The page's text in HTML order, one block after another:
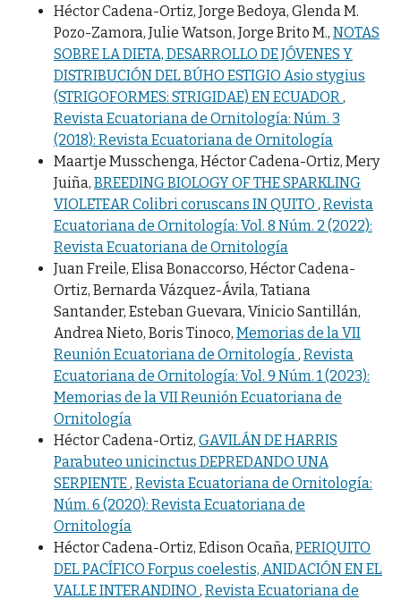
Héctor Cadena-Ortiz, Jorge Bedoya, Glenda M.
Pozo-Zamora, Julie Watson, Jorge Brito M., NOTAS
SOBRE LA DIETA, DESARROLLO DE JÓVENES Y
DISTRIBUCIÓN DEL BÚHO ESTIGIO Asio stygius
(STRIGOFORMES: STRIGIDAE) EN ECUADOR,
Revista Ecuatoriana de Ornitología: Núm. 3
(2018): Revista Ecuatoriana de Ornitología
Maartje Musschenga, Héctor Cadena-Ortiz, Mery
Juiña, BREEDING BIOLOGY OF THE SPARKLING
VIOLETEAR Colibri coruscans IN QUITO , Revista
Ecuatoriana de Ornitología: Vol. 8 Núm. 2 (2022):
Revista Ecuatoriana de Ornitología
Juan Freile, Elisa Bonaccorso, Héctor Cadena-
Ortiz, Bernarda Vázquez-Ávila, Tatiana
Santander, Esteban Guevara, Vinicio Santillán,
Andrea Nieto, Boris Tinoco, Memorias de la VII
Reunión Ecuatoriana de Ornitología, Revista
Ecuatoriana de Ornitología: Vol. 9 Núm. 1 (2023):
Memorias de la VII Reunión Ecuatoriana de
Ornitología
Héctor Cadena-Ortiz, GAVILÁN DE HARRIS
Parabuteo unicinctus DEPREDANDO UNA
SERPIENTE, Revista Ecuatoriana de Ornitología:
Núm. 6 (2020): Revista Ecuatoriana de
Ornitología
Héctor Cadena-Ortiz, Edison Ocaña, PERIQUITO
DEL PACÍFICO Forpus coelestis, ANIDACIÓN EN EL
VALLE INTERANDINO , Revista Ecuatoriana de